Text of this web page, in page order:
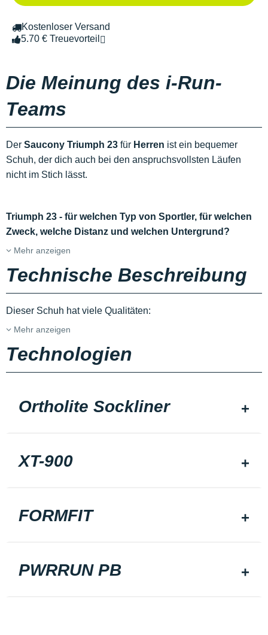
Kostenloser Versand
5.70 € Treuevorteil
Die Meinung des i-Run-
Teams
Der Saucony Triumph 23 für Herren ist ein bequemer
Schuh, der dich auch bei den anspruchsvollsten Läufen
nicht im Stich lässt.
Triumph 23 - für welchen Typ von Sportler, für welchen
Zweck, welche Distanz und welchen Untergrund?
Mehr anzeigen
Technische Beschreibung
Dieser Schuh hat viele Qualitäten:
Mehr anzeigen
Technologien
Ortholite Sockliner
XT-900
FORMFIT
PWRRUN PB